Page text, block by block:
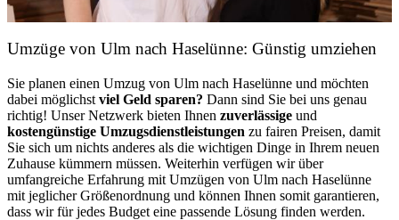
Umzüge von Ulm nach Haselünne: Günstig umziehen
Sie planen einen Umzug von Ulm nach Haselünne und möchten
dabei möglichst viel Geld sparen? Dann sind Sie bei uns genau
richtig! Unser Netzwerk bieten Ihnen zuverlässige und
kostengünstige Umzugsdienstleistungen zu fairen Preisen, damit
Sie sich um nichts anderes als die wichtigen Dinge in Ihrem neuen
Zuhause kümmern müssen. Weiterhin verfügen wir über
umfangreiche Erfahrung mit Umzügen von Ulm nach Haselünne
mit jeglicher Größenordnung und können Ihnen somit garantieren,
dass wir für jedes Budget eine passende Lösung finden werden.